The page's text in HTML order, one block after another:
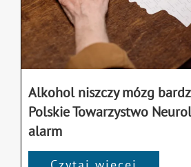
Alkohol niszczy mózg
Polskie Towarzystwo
alarm